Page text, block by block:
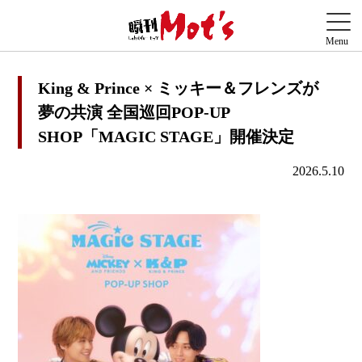
King & Prince × ミッキー＆フレンズが
夢の共演 全国巡回POP-UP
SHOP「MAGIC STAGE」開催決定
2026.5.10